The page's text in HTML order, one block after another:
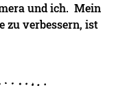
und ich. Mein
zu verbessern, ist